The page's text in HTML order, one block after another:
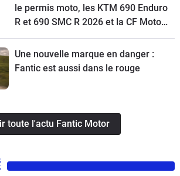
le permis moto, les KTM 690 Enduro
R et 690 SMC R 2026 et la CF Moto
675 NK à l'essai
Une nouvelle marque en danger :
Fantic est aussi dans le rouge
toute l'actu Fantic Motor